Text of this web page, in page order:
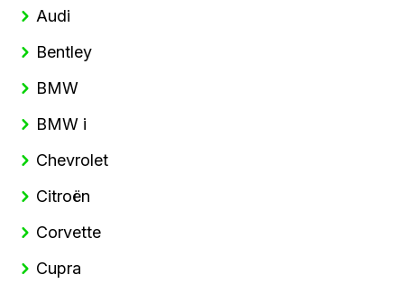
Audi
Bentley
BMW
BMW i
Chevrolet
Citroën
Corvette
Cupra